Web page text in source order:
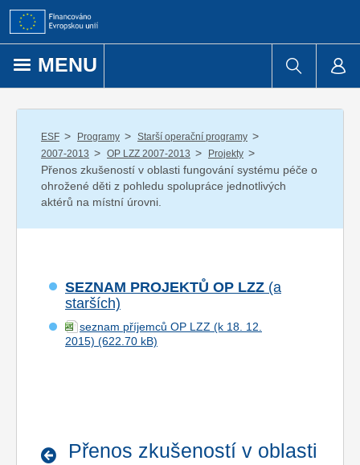
Přejít k obsahu
MENU
ESF / Programy / Starší operační programy /
2007-2013 / OP LZZ 2007-2013 / Projekty /
Přenos zkušeností v oblasti fungování systému péče o
ohrožené děti z pohledu spolupráce jednotlivých
aktérů na místní úrovni.
SEZNAM PROJEKTŮ OP LZZ (a
starších)
seznam příjemců OP LZZ (k 18. 12.
2015)
Přenos zkušeností v oblasti